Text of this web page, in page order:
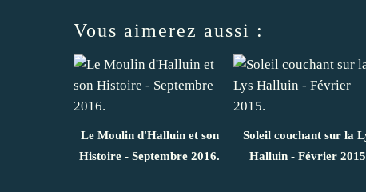
Vous aimerez aussi :
Le Moulin d'Halluin et son
Histoire - Septembre 2016.
Soleil couchant sur la
Halluin - Février